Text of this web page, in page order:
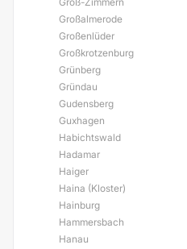
Großalmerode
Großenlüder
Großkrotzenburg
Grünberg
Gründau
Gudensberg
Guxhagen
Habichtswald
Hadamar
Haiger
Haina (Kloster)
Hainburg
Hammersbach
Hanau